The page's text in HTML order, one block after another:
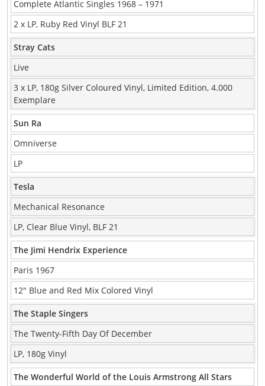
Complete Atlantic Singles 1968 – 1971
2 x LP, Ruby Red Vinyl BLF 21
Stray Cats
Live
3 x LP, 180g Silver Coloured Vinyl, Limited Edition, 4.000
Exemplare
Sun Ra
Omniverse
LP
Tesla
Mechanical Resonance
LP, Clear Blue Vinyl, BLF 21
The Jimi Hendrix Experience
Paris 1967
12″ Blue and Red Mix Colored Vinyl
The Staple Singers
The Twenty-Fifth Day Of December
LP, 180g Vinyl
The Wonderful World of the Louis Armstrong All Stars